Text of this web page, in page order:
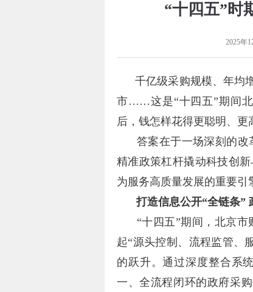
“十四五”时
2025年
千亿级采购规模、年均增
市……这是“十四五”期间
后，钱怎样花得更聪明、更
答案在于一场深刻的改
精准政策杠杆撬动科技创
为服务高质量发展的重要引
打造信息公开“全链条”
“十四五”期间，北京
起“源头控制、流程监管、
的跃升。通过深度整合系
一、全流程闭环的政府采